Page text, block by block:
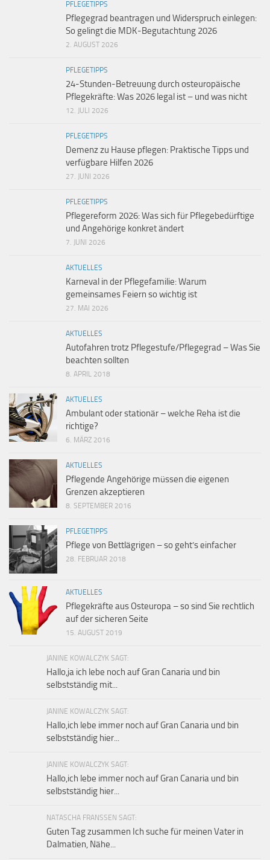
PFLEGETIPPS
Pflegegrad beantragen und Widerspruch einlegen:
So gelingt die MDK-Begutachtung 2026
2. AUGUST 2026
PFLEGETIPPS
24-Stunden-Betreuung durch osteuropäische
Pflegekräfte: Was 2026 legal ist – und was nicht
12. JULI 2026
PFLEGETIPPS
Demenz zu Hause pflegen: Praktische Tipps und
verfügbare Hilfen 2026
27. JUNI 2026
PFLEGETIPPS
Pflegereform 2026: Was sich für Pflegebedürftige
und Angehörige konkret ändert
7. JUNI 2026
AKTUELLES
Karneval in der Pflegefamilie: Warum
gemeinsames Feiern so wichtig ist
27. MAI 2026
AKTUELLES
Autofahren trotz Pflegestufe/Pflegegrad – Was Sie
beachten sollten
8. APRIL 2018
AKTUELLES
Ambulant oder stationär – welche Reha ist die
richtige?
6. MÄRZ 2016
AKTUELLES
Pflegende Angehörige müssen die eigenen
Grenzen akzeptieren
8. SEPTEMBER 2016
PFLEGETIPPS
Pflege von Bettlägrigen – so geht’s einfacher
28. FEBRUAR 2018
AKTUELLES
Pflegekräfte aus Osteuropa – so sind Sie rechtlich
auf der sicheren Seite
15. AUGUST 2019
JANINE KOWALCZYK SAGT:
Hallo,ja ich lebe noch auf Gran Canaria und bin
selbstständig mit...
JANINE KOWALCZYK SAGT:
Hallo,ich lebe immer noch auf Gran Canaria und bin
selbstständig hier...
JANINE KOWALCZYK SAGT:
Hallo,ich lebe immer noch auf Gran Canaria und bin
selbstständig hier...
NATASCHA FRANSSEN SAGT:
Guten Tag zusammen Ich suche für meinen Vater in
Dalmatien, Nähe...